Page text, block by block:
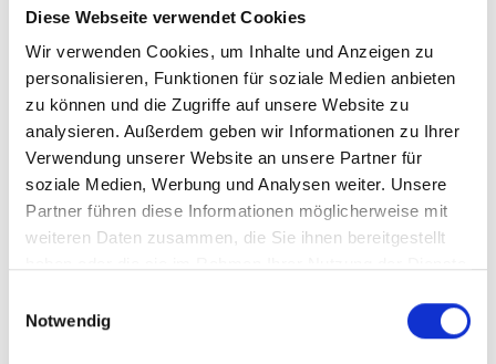
Diese Webseite verwendet Cookies
Wir verwenden Cookies, um Inhalte und Anzeigen zu
personalisieren, Funktionen für soziale Medien anbieten
zu können und die Zugriffe auf unsere Website zu
analysieren. Außerdem geben wir Informationen zu Ihrer
Verwendung unserer Website an unsere Partner für
soziale Medien, Werbung und Analysen weiter. Unsere
Partner führen diese Informationen möglicherweise mit
weiteren Daten zusammen, die Sie ihnen bereitgestellt
Notwendig
Solutions de
stockage détaillées
dans la construction
de machines et la
logistique
automobile